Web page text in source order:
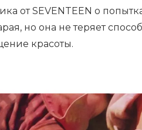
от SEVENTEEN о
но она не теряет
красоты.